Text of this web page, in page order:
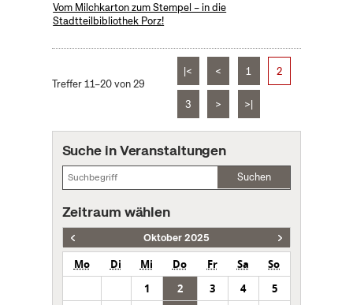
Vom Milchkarton zum Stempel – in die
Stadtteilbibliothek Porz!
Treffer 11–20 von 29
|< < 1 2
3 > >|
Suche in Veranstaltungen
Suchen
Zeitraum wählen
Oktober 2025
Mo Di Mi Do Fr Sa
So
1
2 3 4
5